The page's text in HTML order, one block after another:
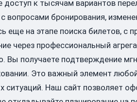
доступ к тысячам вариантов
вопросами бронирования,
еще на этапе поиска билетов, с
через профессиональный
Вы получаете подтверждение
Это важный элемент
ситуаций. Наш сайт позволяет